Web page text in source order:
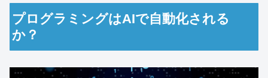
プログラミングはAIで自動化される
か？